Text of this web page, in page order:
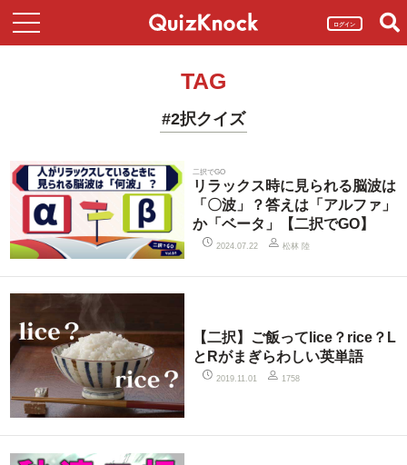
ログイン
TAG
#2択クイズ
二択でGO
リラックス時に見られる脳波は
「〇波」？答えは「アルファ」
か「ベータ」【二択でGO】
2024.07.22 松林 陸
【二択】ご飯ってlice？rice？L
とRがまぎらわしい英単語
2019.11.01 1758